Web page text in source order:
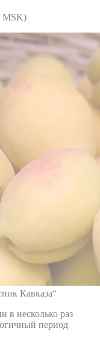
MSK)
Кавказа“
в несколько раз
период